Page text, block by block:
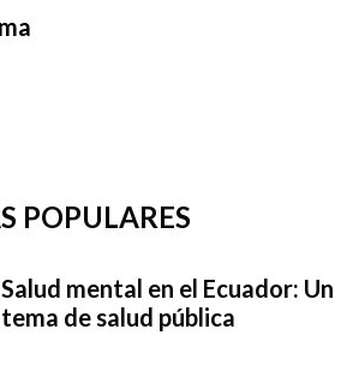
POPULARES
Salud mental en el Ecuador: Un
tema de salud pública